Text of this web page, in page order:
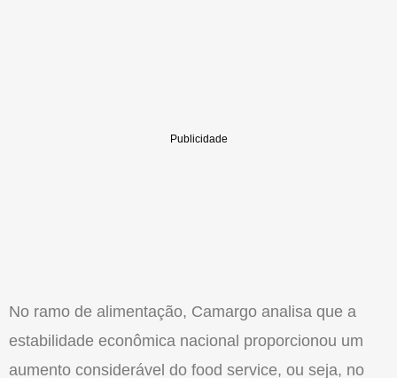
No ramo de alimentação, Camargo analisa que a
estabilidade econômica nacional proporcionou um
aumento considerável do food service, ou seja, no